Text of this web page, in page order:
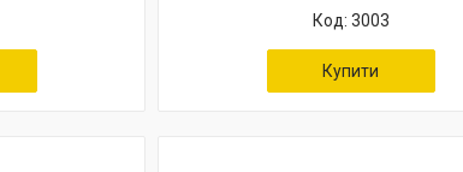
3003
Купити